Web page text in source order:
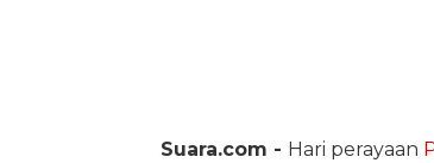
Suara.com - Hari perayaan